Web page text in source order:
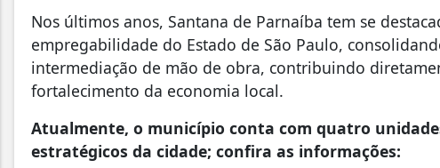
Nos últimos anos, Santana de Parnaíba tem se
empregabilidade do Estado de São Paulo,
intermediação de mão de obra, contribuindo
fortalecimento da economia local.
Atualmente, o município conta com quatro
estratégicos da cidade; confira as informações: